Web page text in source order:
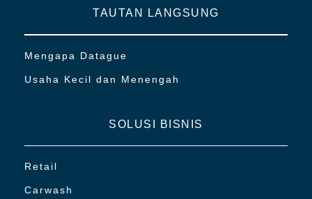
TAUTAN LANGSUNG
Mengapa Datague
Usaha Kecil dan Menengah
SOLUSI BISNIS
Retail
Carwash